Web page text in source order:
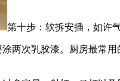
第十步：软拆安插，如许
次乳胶漆。厨房最常用